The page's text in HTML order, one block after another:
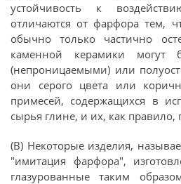
устойчивость к
отличаются от фарфора тем,
обычно только частично
каменной керамики могут
(непроницаемыми) или
они серого цвета или
примесей, содержащихся в
сырья глине, и их, как
(В) Некоторые изделия,
"имитация фарфора",
глазурованные таким